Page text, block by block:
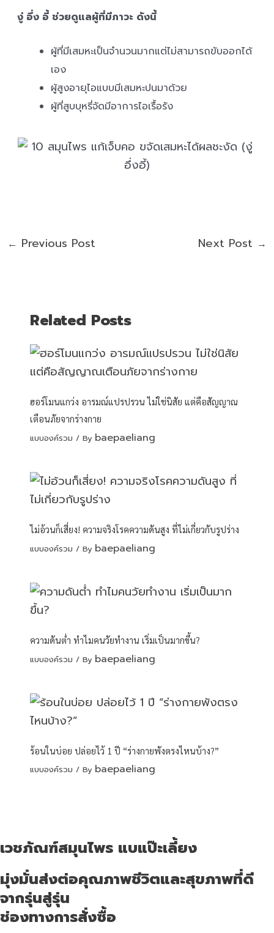
งู่ อึ่ง อี้ ช่วยดูแลผู้ที่มีภาวะ ดังนี้
ผู้ที่มีเสมหะเป็นจำนวนมากแต่ไม่สามารถขับออกได้
เอง
ผู้สูงอายุไอแบบมีเสมหะปนมาด้วย
ผู้ที่สูบบุหรี่จัดมีอาการไอเรื้อรัง
← Previous Post Next Post →
Related Posts
ฮอร์โมนแกว่ง อารมณ์แปรปรวน ไม่ใช่นิสัย แต่คือสัญญาณ
เตือนภัยจากร่างกาย
แบบองค์รวม / By baepaeliang
ไม่อ้วนก็เสี่ยง! ความจริงโรคความดันสูง ที่ไม่เกี่ยวกับรูปร่าง
แบบองค์รวม / By baepaeliang
ความดันต่ำ ทำไมคนวัยทำงาน เริ่มเป็นมากขึ้น?
แบบองค์รวม / By baepaeliang
ร้อนในบ่อย ปล่อยไว้ 1 ปี “ร่างกายพังตรงไหนบ้าง?”
แบบองค์รวม / By baepaeliang
เวชภัณฑ์สมุนไพร แบแป๊ะเลี้ยง
มุ่งมั่นส่งต่อคุณภาพชีวิตและสุขภาพที่ดี
จากรุ่นสู่รุ่น
ช่องทางการสั่งซื้อ